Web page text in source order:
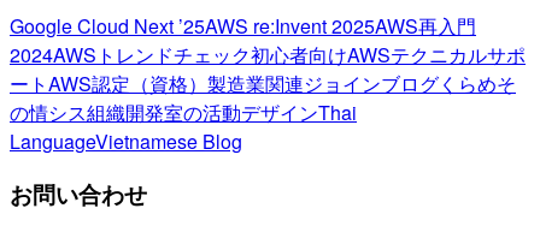
Google Cloud Next ’25AWS re:Invent 2025AWS再入門
2024AWSトレンドチェック初心者向けAWSテクニカルサポ
ートAWS認定（資格） 製造業関連ジョインブログくらめそ
の情シス組織開発室の活動デザインThai
LanguageVietnamese Blog
お問い合わせ